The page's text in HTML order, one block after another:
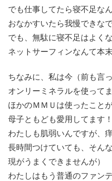
でも仕事してたら寝不足な
おなかすいたら我慢できな
でも、無駄に寝不足はよく
ネットサーフィンなんて本
ちなみに、私は今（前も言
オンリーミネラルを使って
ほかのＭＭＵは使ったこと
母子ともども愛用してます！
わたしも肌弱いんですが、
長時間つけていても、そん
現がうまくできませんが）
わたしはもう普通のファン